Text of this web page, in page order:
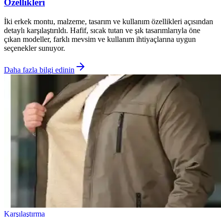
Özellikleri
İki erkek montu, malzeme, tasarım ve kullanım özellikleri açısından
detaylı karşılaştırıldı. Hafif, sıcak tutan ve şık tasarımlarıyla öne
çıkan modeller, farklı mevsim ve kullanım ihtiyaçlarına uygun
seçenekler sunuyor.
Daha fazla bilgi edinin
Karşılaştırma